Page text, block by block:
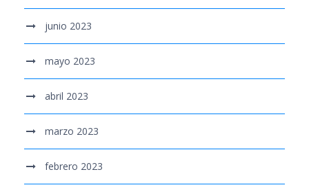
junio 2023
mayo 2023
abril 2023
marzo 2023
febrero 2023